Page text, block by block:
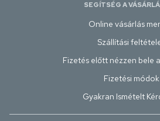
SEGÍTSÉG A
Online vásárlás
Szállítási
Fizetés előtt nézzen bele
Fizetési módok
Gyakran Ismételt